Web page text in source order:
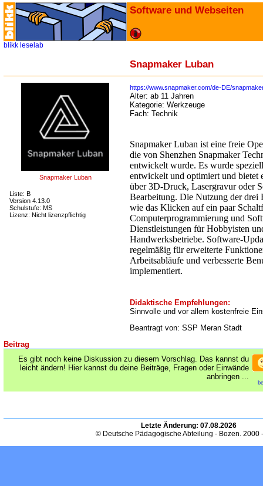
Software und Webseiten
blikk leselab
Snapmaker Luban
Snapmaker Luban
Liste: B
Version 4.13.0
Schulstufe: MS
Lizenz: Nicht lizenzpflichtig
https://www.snapmaker.com/de-DE/
Alter: ab 11 Jahren
Kategorie: Werkzeuge
Fach: Technik
Snapmaker Luban ist eine freie
die von Shenzhen Snapmaker
entwickelt wurde. Es wurde
entwickelt und optimiert und bietet
über 3D-Druck, Lasergravur oder
Bearbeitung. Die Nutzung der drei
wie das Klicken auf ein paar
Computerprogrammierung und
Dienstleistungen für Hobbyisten
Handwerksbetriebe. Software-
regelmäßig für erweiterte
Arbeitsabläufe und verbesserte
implementiert.
Didaktische Empfehlungen:
Sinnvolle und vor allem kostenfreie
Beantragt von: SSP Meran Stadt
Beitrag
Es gibt noch keine Diskussion zu diesem Vorschlag. Das kannst du
leicht ändern! Hier kannst du deine Beiträge, Fragen oder Einwände
anbringen ...
Letzte Änderung: 07.08.2026
© Deutsche Pädagogische Abteilung - Bozen. 2000